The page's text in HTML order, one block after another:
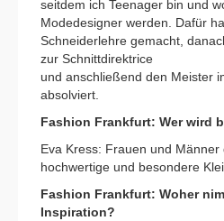
seitdem ich Teenager bin und
Modedesigner werden. Dafür
Schneiderlehre gemacht,
zur Schnittdirektrice
und anschließend den Meister
absolviert.
Fashion Frankfurt: Wer wird
Eva Kress: Frauen und Männer
hochwertige und besondere
Fashion Frankfurt: Woher
Inspiration?